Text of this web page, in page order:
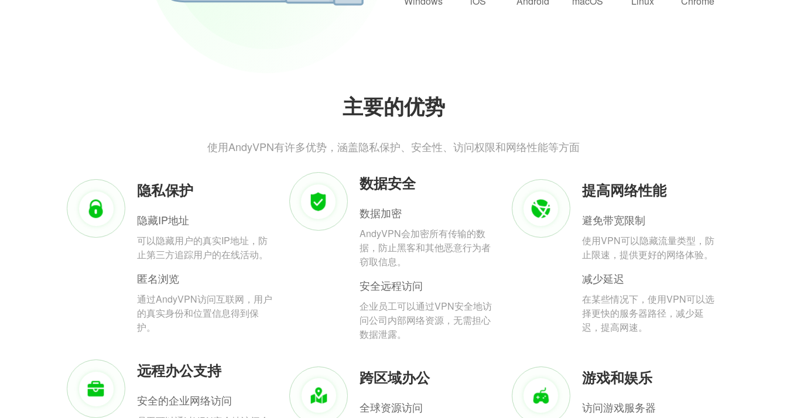
主要的优势
使用AndyVPN有许多优势，涵盖隐私保护、安全性、访问权限和网络性能等方面
隐私保护
隐藏IP地址
可以隐藏用户的真实IP地址，防
止第三方追踪用户的在线活动。
匿名浏览
通过AndyVPN访问互联网，用户
的真实身份和位置信息得到保
护。
数据安全
数据加密
AndyVPN会加密所有传输的数
据，防止黑客和其他恶意行为者
窃取信息。
安全远程访问
企业员工可以通过VPN安全地访
问公司内部网络资源，无需担心
数据泄露。
提高网络性能
避免带宽限制
使用VPN可以隐藏流量类型，防
止限速，提供更好的网络体验。
减少延迟
在某些情况下，使用VPN可以选
择更快的服务器路径，减少延
迟，提高网速。
远程办公支持
安全的企业网络访问
跨区域办公
全球资源访问
游戏和娱乐
访问游戏服务器